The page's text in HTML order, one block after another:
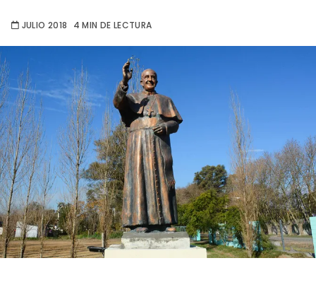
JULIO 2018 4 MIN DE LECTURA